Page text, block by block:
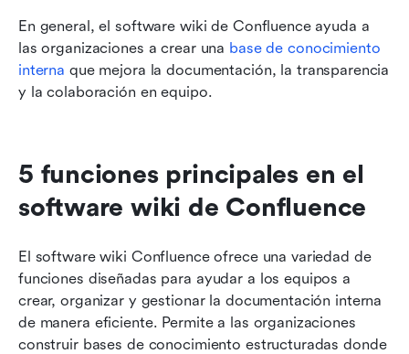
En general, el software wiki de Confluence ayuda a
las organizaciones a crear una base de conocimiento
interna que mejora la documentación, la transparencia
y la colaboración en equipo.
5 funciones principales en el
software wiki de Confluence
El software wiki Confluence ofrece una variedad de
funciones diseñadas para ayudar a los equipos a
crear, organizar y gestionar la documentación interna
de manera eficiente. Permite a las organizaciones
construir bases de conocimiento estructuradas donde